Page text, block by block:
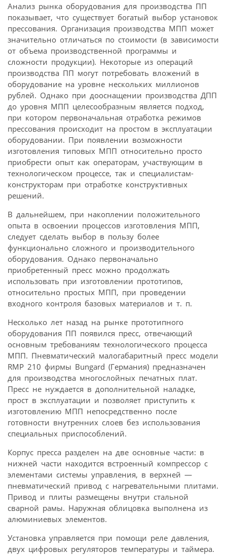
Анализ рынка оборудования для производства ПП
показывает, что существует богатый выбор установок
прессования. Организация производства МПП может
значительно отличаться по стоимости (в зависимости
от объема производственной программы и
сложности продукции). Некоторые из операций
производства ПП могут потребовать вложений в
оборудование на уровне нескольких миллионов
рублей. Однако при дооснащении производства ДПП
до уровня МПП целесообразным является подход,
при котором первоначальная отработка режимов
прессования происходит на простом в эксплуатации
оборудовании. При появлении возможности
изготовления типовых МПП относительно просто
приобрести опыт как операторам, участвующим в
технологическом процессе, так и специалистам-
конструкторам при отработке конструктивных
решений.
В дальнейшем, при накоплении положительного
опыта в освоении процессов изготовления МПП,
следует сделать выбор в пользу более
функционально сложного и производительного
оборудования. Однако первоначально
приобретенный пресс можно продолжать
использовать при изготовлении прототипов,
относительно простых МПП, при проведении
входного контроля базовых материалов и т. п.
Несколько лет назад на рынке прототипного
оборудования ПП появился пресс, отвечающий
основным требованиям технологического процесса
МПП. Пневматический малогабаритный пресс модели
RMP 210 фирмы Bungard (Германия) предназначен
для производства многослойных печатных плат.
Пресс не нуждается в дополнительной наладке,
прост в эксплуатации и позволяет приступить к
изготовлению МПП непосредственно после
готовности внутренних слоев без использования
специальных приспособлений.
Корпус пресса разделен на две основные части: в
нижней части находится встроенный компрессор с
элементами системы управления, в верхней —
пневматический привод с нагревательными плитами.
Привод и плиты размещены внутри стальной
сварной рамы. Наружная облицовка выполнена из
алюминиевых элементов.
Установка управляется при помощи реле давления,
двух цифровых регуляторов температуры и таймера.